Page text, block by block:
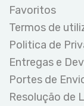
Favoritos
Termos de
Politica de
Entregas e
Portes de
Resolução de